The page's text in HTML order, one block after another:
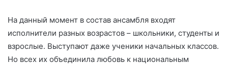
На данный момент в состав ансамбля входят
исполнители разных возрастов – школьники, студенты и
взрослые. Выступают даже ученики начальных классов.
Но всех их объединила любовь к национальным